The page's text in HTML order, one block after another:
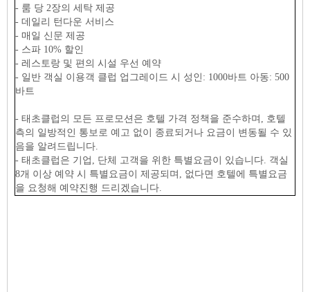
- 룸 당 2장의 세탁 제공
- 데일리 턴다운 서비스
- 매일 신문 제공
- 스파 10% 할인
- 레스토랑 및 편의 시설 우선 예약
- 일반 객실 이용객 클럽 업그레이드 시 성인: 1000바트 아동: 500
바트
- 태초클럽의 모든 프로모션은 호텔 가격 정책을 준수하며, 호텔
측의 일방적인 통보로 예고 없이 종료되거나 요금이 변동될 수 있
음을 알려드립니다.
- 태초클럽은 기업, 단체 고객을 위한 특별요금이 있습니다. 객실
8개 이상 예약 시 특별요금이 제공되며, 없다면 호텔에 특별요금
을 요청해 예약진행 드리겠습니다.